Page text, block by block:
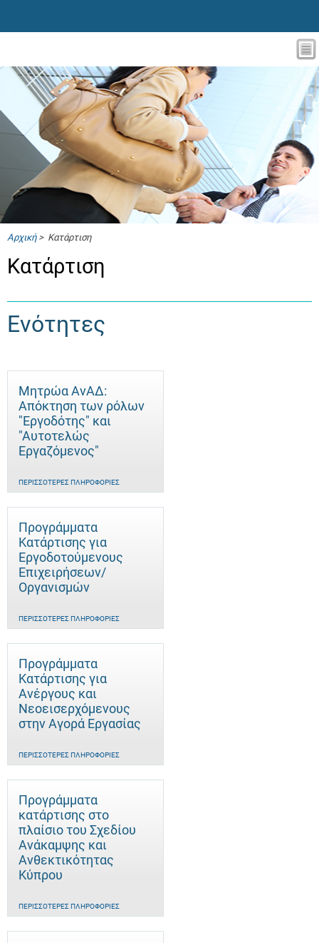
Αρχική> Κατάρτιση
Κατάρτιση
Ενότητες
Μητρώα ΑνΑΔ:
Απόκτηση των ρόλων
"Εργοδότης" και
"Αυτοτελώς
Eργαζόμενος"
ΠΕΡΙΣΣΌΤΕΡΕΣ ΠΛΗΡΟΦΟΡΊΕΣ
Προγράμματα
Κατάρτισης για
Εργοδοτούμενους
Επιχειρήσεων/
Οργανισμών
ΠΕΡΙΣΣΌΤΕΡΕΣ ΠΛΗΡΟΦΟΡΊΕΣ
Προγράμματα
Κατάρτισης για
Ανέργους και
Νεοεισερχόμενους
στην Αγορά Εργασίας
ΠΕΡΙΣΣΌΤΕΡΕΣ ΠΛΗΡΟΦΟΡΊΕΣ
Προγράμματα
κατάρτισης στο
πλαίσιο του Σχεδίου
Ανάκαμψης και
Ανθεκτικότητας
Κύπρου
ΠΕΡΙΣΣΌΤΕΡΕΣ ΠΛΗΡΟΦΟΡΊΕΣ